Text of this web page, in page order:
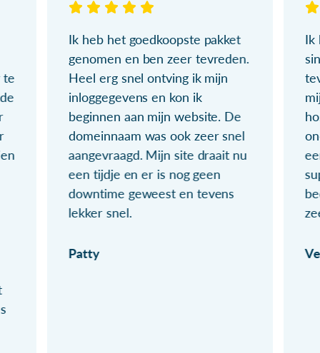
te
Ik heb het goedkoopste pakket
genomen en ben zeer tevreden.
Heel erg snel ontving ik mijn
inloggegevens en kon ik
beginnen aan mijn website. De
domeinnaam was ook zeer snel
aangevraagd. Mijn site draait nu
een tijdje en er is nog geen
downtime geweest en tevens
lekker snel.
Patty
Ik